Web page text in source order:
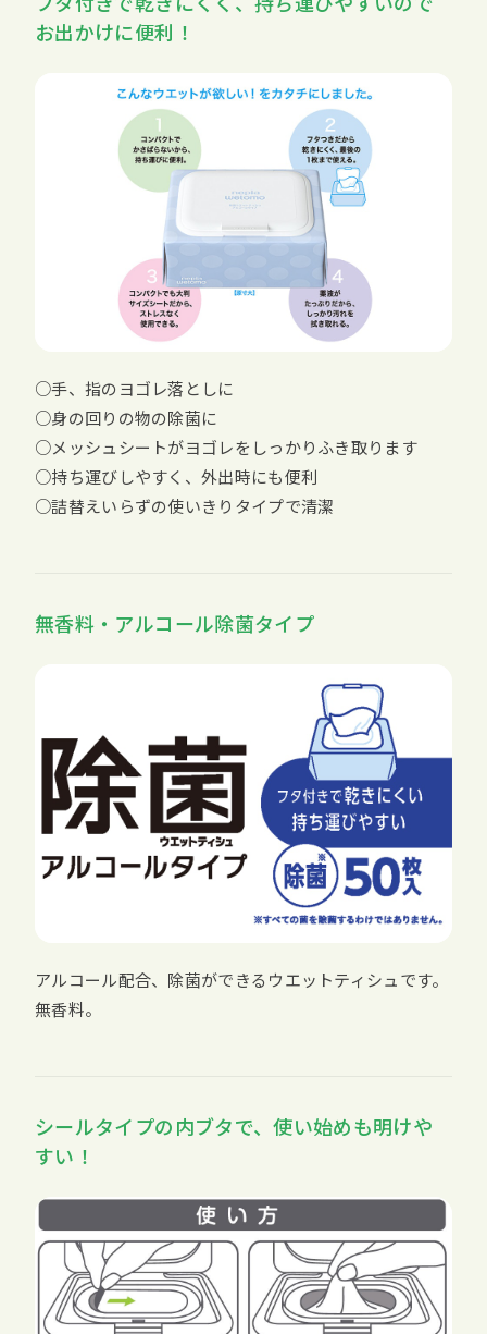
お出かけに便利！
○手、指のヨゴレ落としに
○身の回りの物の除菌に
○メッシュシートがヨゴレをしっかりふき取ります
○持ち運びしやすく、外出時にも便利
○詰替えいらずの使いきりタイプで清潔
無香料・アルコール除菌タイプ
アルコール配合、除菌ができるウエットティシュです。
無香料。
シールタイプの内ブタで、使い始めも明けや
すい！